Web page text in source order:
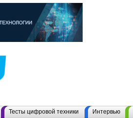
Тесты цифровой техники Интервью